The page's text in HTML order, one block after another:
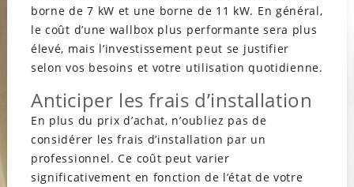
borne de 7 kW et une borne de 11 kW. En général,
le coût d’une wallbox plus performante sera plus
élevé, mais l’investissement peut se justifier
selon vos besoins et votre utilisation quotidienne.
Anticiper les frais d’installation
En plus du prix d’achat, n’oubliez pas de
considérer les frais d’installation par un
professionnel. Ce coût peut varier
significativement en fonction de l’état de votre